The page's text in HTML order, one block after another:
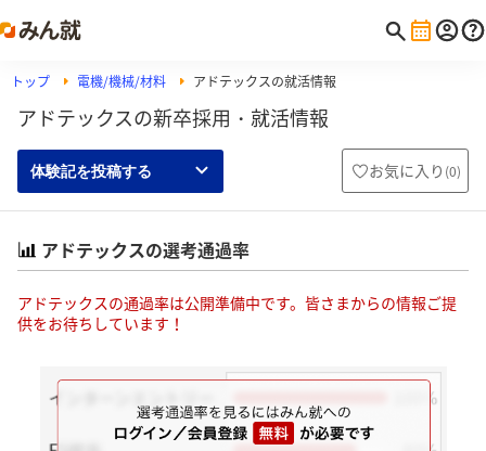
トップ 電機/機械/材料 アドテックスの就活情報
アドテックスの新卒採用・就活情報
体験記を投稿する お気に入り (0)
アドテックスの選考通過率
アドテックスの通過率は公開準備中です。皆さまからの情報ご提
供をお待ちしています！